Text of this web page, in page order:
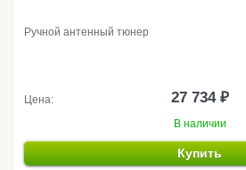
Ручной антенный тюнер
Цена: 27 734 ₽
В наличии
Купить